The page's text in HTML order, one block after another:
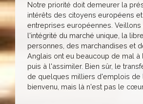
Notre priorité doit demeurer la
intérêts des citoyens européens
entreprises européennes.
l'intégrité du marché unique, la
personnes, des marchandises et
Anglais ont eu beaucoup de mal à
puis à l'assimiler. Bien sûr, le
de quelques milliers d'emplois de
bienvenu, mais là n'est pas le